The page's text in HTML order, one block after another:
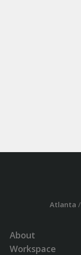
Atlanta /
About
Workspace